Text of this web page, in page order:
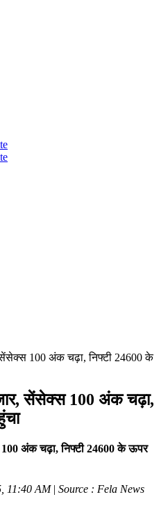
सेंसेक्स 100 अंक चढ़ा, निफ्टी 24600 के
सेंसेक्स 100 अंक चढ़ा,
अंक चढ़ा, निफ्टी 24600 के ऊपर
11:40 AM| Source : Fela News